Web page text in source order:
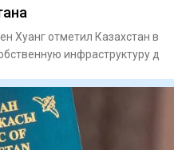
Хуанг отметил Казахстан в
инфраструктуру д